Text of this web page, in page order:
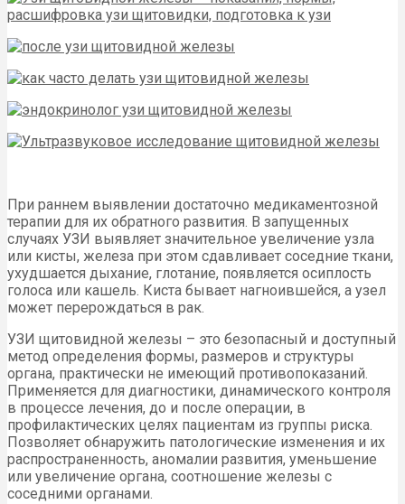
При раннем выявлении достаточно медикаментозной
терапии для их обратного развития. В запущенных
случаях УЗИ выявляет значительное увеличение узла
или кисты, железа при этом сдавливает соседние ткани,
ухудшается дыхание, глотание, появляется осиплость
голоса или кашель. Киста бывает нагноившейся, а узел
может перерождаться в рак.
УЗИ щитовидной железы – это безопасный и доступный
метод определения формы, размеров и структуры
органа, практически не имеющий противопоказаний.
Применяется для диагностики, динамического контроля
в процессе лечения, до и после операции, в
профилактических целях пациентам из группы риска.
Позволяет обнаружить патологические изменения и их
распространенность, аномалии развития, уменьшение
или увеличение органа, соотношение железы с
соседними органами.